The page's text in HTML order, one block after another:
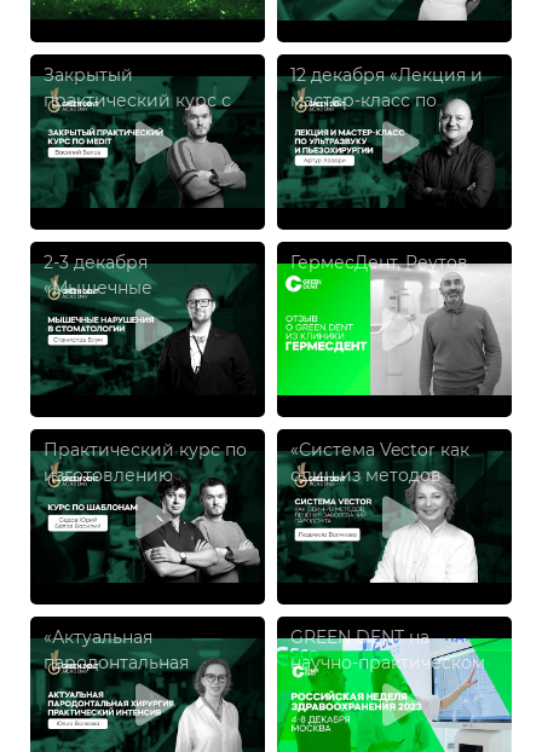
Закрытый
практический курс с
Василием Беловым
12 декабря «Лекция и
мастер-класс по
ультразвуку и
пьезохирургии», Артур
Хавари
2-3 декабря
«Мышечные
нарушения в
стоматологии»,
Станислав Блум
ГермесДент, Реутов
Практический курс по
изготовлению
навигационных
шаблонов при полном
отсутствии зубов
«Система Vector как
один из методов
лечения заболеваний
пародонта», Людмила
Волчкова
«Актуальная
пародонтальная
хирургия.
Практический
интенсив», Юлия
GREEN DENT на
научно-практическом
форуме «Российская
неделя
здравоохранения